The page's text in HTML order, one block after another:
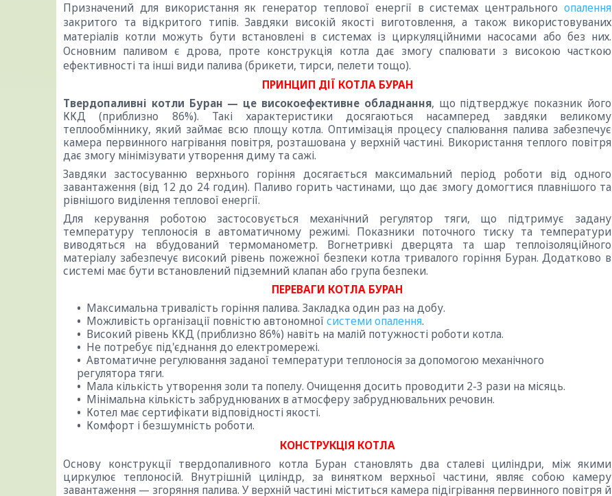
Призначений для використання як генератор теплової енергії в системах центрального опалення
закритого та відкритого типів. Завдяки високій якості виготовлення, а також використовуваних
матеріалів котли можуть бути встановлені в системах із циркуляційними насосами або без них.
Основним паливом є дрова, проте конструкція котла дає змогу спалювати з високою часткою
ефективності та інші види палива (брикети, тирси, пелети тощо).
ПРИНЦИП ДІЇ КОТЛА БУРАН
Твердопаливні котли Буран — це високоефективне обладнання, що підтверджує показник його
ККД (приблизно 86%). Такі характеристики досягаються насамперед завдяки великому
теплообміннику, який займає всю площу котла. Оптимізація процесу спалювання палива забезпечує
камера первинного нагрівання повітря, розташована у верхній частині. Використання теплого повітря
дає змогу мінімізувати утворення диму та сажі.
Завдяки застосуванню верхнього горіння досягається максимальний період роботи від одного
завантаження (від 12 до 24 годин). Паливо горить частинами, що дає змогу домогтися плавнішого та
рівнішого виділення теплової енергії.
Для керування роботою застосовується механічний регулятор тяги, що підтримує задану
температуру теплоносія в автоматичному режимі. Показники поточного тиску та температури
виводяться на вбудований термоманометр. Вогнетривкі дверцята та шар теплоізоляційного
матеріалу забезпечує високий рівень пожежної безпеки котла тривалого горіння Буран. Додатково в
системі має бути встановлений підземний клапан або група безпеки.
ПЕРЕВАГИ КОТЛА БУРАН
Максимальна тривалість горіння палива. Закладка один раз на добу.
Можливість організації повністю автономної системи опалення.
Високий рівень ККД (приблизно 86%) навіть на малій потужності роботи котла.
Не потребує під'єднання до електромережі.
Автоматичне регулювання заданої температури теплоносія за допомогою механічного
регулятора тяги.
Мала кількість утворення золи та попелу. Очищення досить проводити 2-3 рази на місяць.
Мінімальна кількість забруднюваних в атмосферу забруднювальних речовин.
Котел має сертифікати відповідності якості.
Комфорт і безшумність роботи.
КОНСТРУКЦІЯ КОТЛА
Основу конструкції твердопаливного котла Буран становлять два сталеві циліндри, між якими
циркулює теплоносій. Внутрішній циліндр, за винятком верхньої частини, являє собою камеру
завантаження — згоряння палива. У верхній частині міститься камера підігрівання первинного повітря й